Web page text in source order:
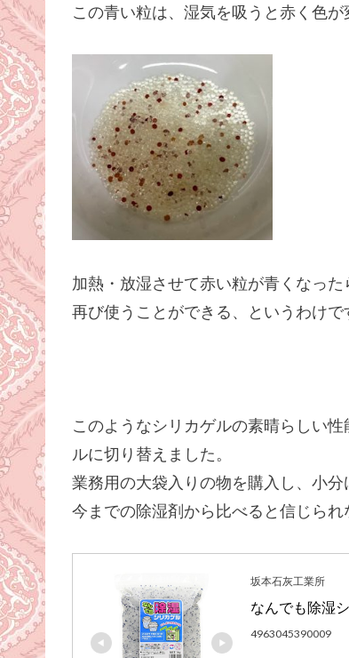
この青い粒は、湿気を吸うと赤く色
加熱・放湿させて赤い粒が青くなった
再び使うことができる、というわけで
このようなシリカゲルの素晴らしい
ルに切り替えました。
業務用の大袋入りの物を購入し、小分
今までの除湿剤から比べると信じられ
坂本石灰工業所
なんでも除湿
4963045390009